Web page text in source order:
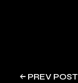
PREV POST